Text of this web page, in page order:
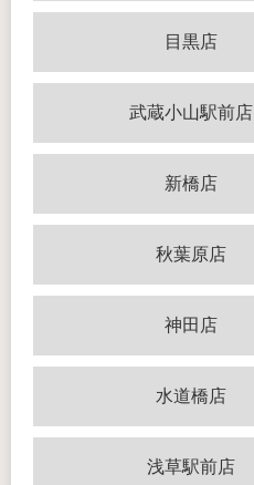
目黒店
武蔵小山駅前店
新橋店
秋葉原店
神田店
水道橋店
浅草駅前店